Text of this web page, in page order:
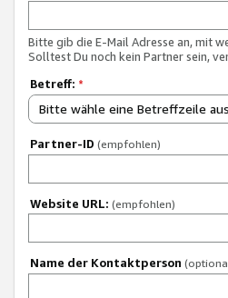
Bitte gib die E-Mail Adresse an, mit
Solltest Du noch kein Partner sein,
Betreff: *
Bitte wähle eine Betreffzeile
Partner-ID (empfohlen)
Website URL: (empfohlen)
Name der Kontaktperson